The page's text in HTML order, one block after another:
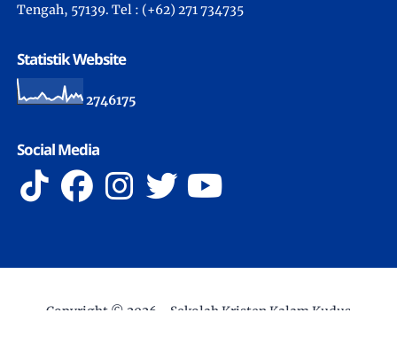
Tengah, 57139. Tel : (+62) 271 734735
Statistik Website
2746175
Social Media
Copyright © 2026 - Sekolah Kristen Kalam Kudus